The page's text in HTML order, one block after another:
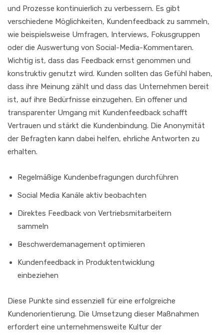
und Prozesse kontinuierlich zu verbessern. Es gibt
verschiedene Möglichkeiten, Kundenfeedback zu sammeln,
wie beispielsweise Umfragen, Interviews, Fokusgruppen
oder die Auswertung von Social-Media-Kommentaren.
Wichtig ist, dass das Feedback ernst genommen und
konstruktiv genutzt wird. Kunden sollten das Gefühl haben,
dass ihre Meinung zählt und dass das Unternehmen bereit
ist, auf ihre Bedürfnisse einzugehen. Ein offener und
transparenter Umgang mit Kundenfeedback schafft
Vertrauen und stärkt die Kundenbindung. Die Anonymität
der Befragten kann dabei helfen, ehrliche Antworten zu
erhalten.
Regelmäßige Kundenbefragungen durchführen
Social Media Kanäle aktiv beobachten
Direktes Feedback von Vertriebsmitarbeitern
sammeln
Beschwerdemanagement optimieren
Kundenfeedback in Produktentwicklung
einbeziehen
Diese Punkte sind essenziell für eine erfolgreiche
Kundenorientierung. Die Umsetzung dieser Maßnahmen
erfordert eine unternehmensweite Kultur der